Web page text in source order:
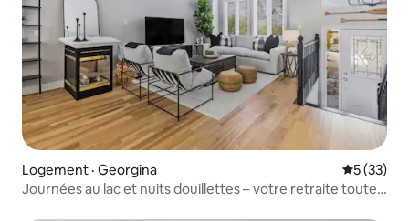
Logement · Georgina Note
5 (33)
Journées au lac et nuits douillettes – votre retraite toute